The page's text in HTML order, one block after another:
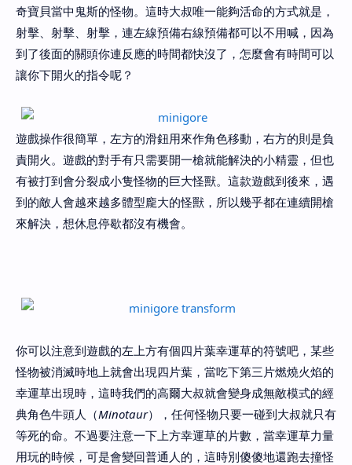
奇寶貝當中鬼斯的怪物。這時大叔唯一能夠活命的方式就是，
射擊、射擊、射擊，連左線預備右線預備都可以不用喊，因為
到了後面的關頭你連反應的時間都快沒了，怎麼會有時間可以
讓你下開火的指令呢？
遊戲操作很簡單，左方的滑鈕用來作角色移動，右方的則是負
責開火。遊戲的對手有只需要開一槍就能解決的小精靈，但也
有被打到會分裂成小隻怪物的巨大怪獸。這款遊戲到後來，遇
到的敵人會越來越多體型龐大的怪獸，所以幾乎都在連續開槍
來解決，想休息停歇都沒有機會。
你可以注意到遊戲的左上方有個四片葉幸運草的符號吧，某些
怪物被消滅時地上就會出現四片葉，當吃下第三片燃燒火焰的
幸運草出現時，這時我們的高爾大叔就會變身成無敵模式的經
典角色牛頭人（Minotaur），任何怪物只要一碰到大叔就只有
等死的命。不過要注意一下上方幸運草的片數，當幸運草力量
用玩的時候，可是會變回普通人的，這時別傻傻地還跑去撞怪